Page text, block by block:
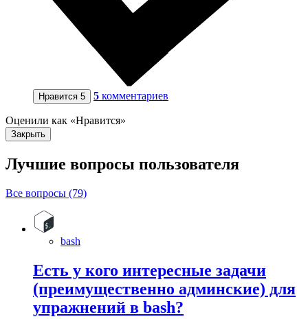
Нравится 5 5 комментариев
Оценили как «Нравится»
Закрыть
Лучшие вопросы пользователя
Все вопросы (79)
bash
Есть у кого интересные задачи
(преимущественно админские) для
упражнений в bash?